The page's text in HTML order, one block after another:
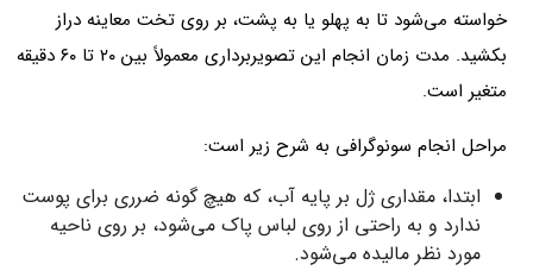
خواسته می‌شود تا به پهلو یا به پشت، بر روی تخت معاینه دراز
بکشید. مدت زمان انجام این تصویربرداری معمولاً بین ۲۰ تا ۶۰ دقیقه
متغیر است.
مراحل انجام سونوگرافی به شرح زیر است:
ابتدا، مقداری ژل بر پایه آب، که هیچ‌ گونه ضرری برای پوست
ندارد و به راحتی از روی لباس پاک می‌شود، بر روی ناحیه
مورد نظر مالیده می‌شود.